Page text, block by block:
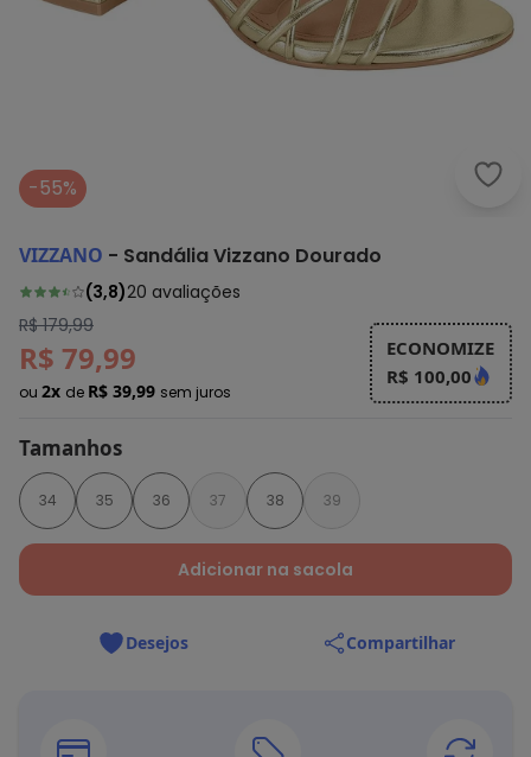
-55%
VIZZANO - Sandália Vizzano Dourado
(3,8)20 avaliações
R$ 179,99
R$ 79,99
ou 2x de R$ 39,99 sem juros
ECONOMIZE
R$ 100,00
Tamanhos
34 35 36 37 38 39
Adicionar na sacola
Desejos Compartilhar